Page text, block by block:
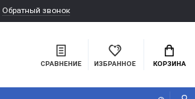
Обратный звонок
СРАВНЕНИЕ ИЗБРАННОЕ КОРЗИНА